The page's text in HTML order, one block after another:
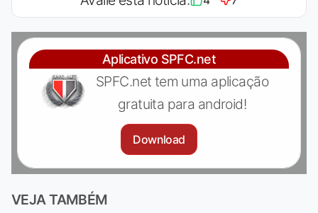
Aplicativo SPFC.net
SPFC.net tem uma aplicação
gratuita para android!
Download
VEJA TAMBÉM